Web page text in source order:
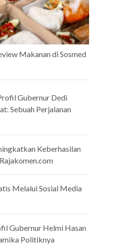
Makanan di Sosmed
Gubernur Dedi
Sebuah Perjalanan
Keberhasilan
Melalui Sosial Media
Gubernur Helmi Hasan
Politiknya